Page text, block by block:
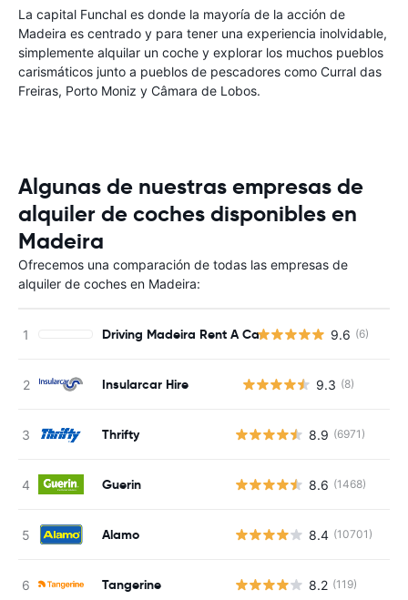
La capital Funchal es donde la mayoría de la acción de
Madeira es centrado y para tener una experiencia inolvidable,
simplemente alquilar un coche y explorar los muchos pueblos
carismáticos junto a pueblos de pescadores como Curral das
Freiras, Porto Moniz y Câmara de Lobos.
Algunas de nuestras empresas de
alquiler de coches disponibles en
Madeira
Ofrecemos una comparación de todas las empresas de
alquiler de coches en Madeira:
Driving Madeira Rent A Car 9.6 (6)
Insularcar Hire 9.3 (8)
Thrifty 8.9 (6971)
Guerin 8.6 (1468)
Alamo 8.4 (10701)
Tangerine 8.2 (119)